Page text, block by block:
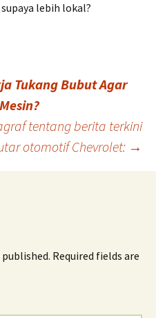
lebih lokal?
Tukang Bubut Agar
tentang berita terkini
otomotif Chevrolet: →
Required fields are